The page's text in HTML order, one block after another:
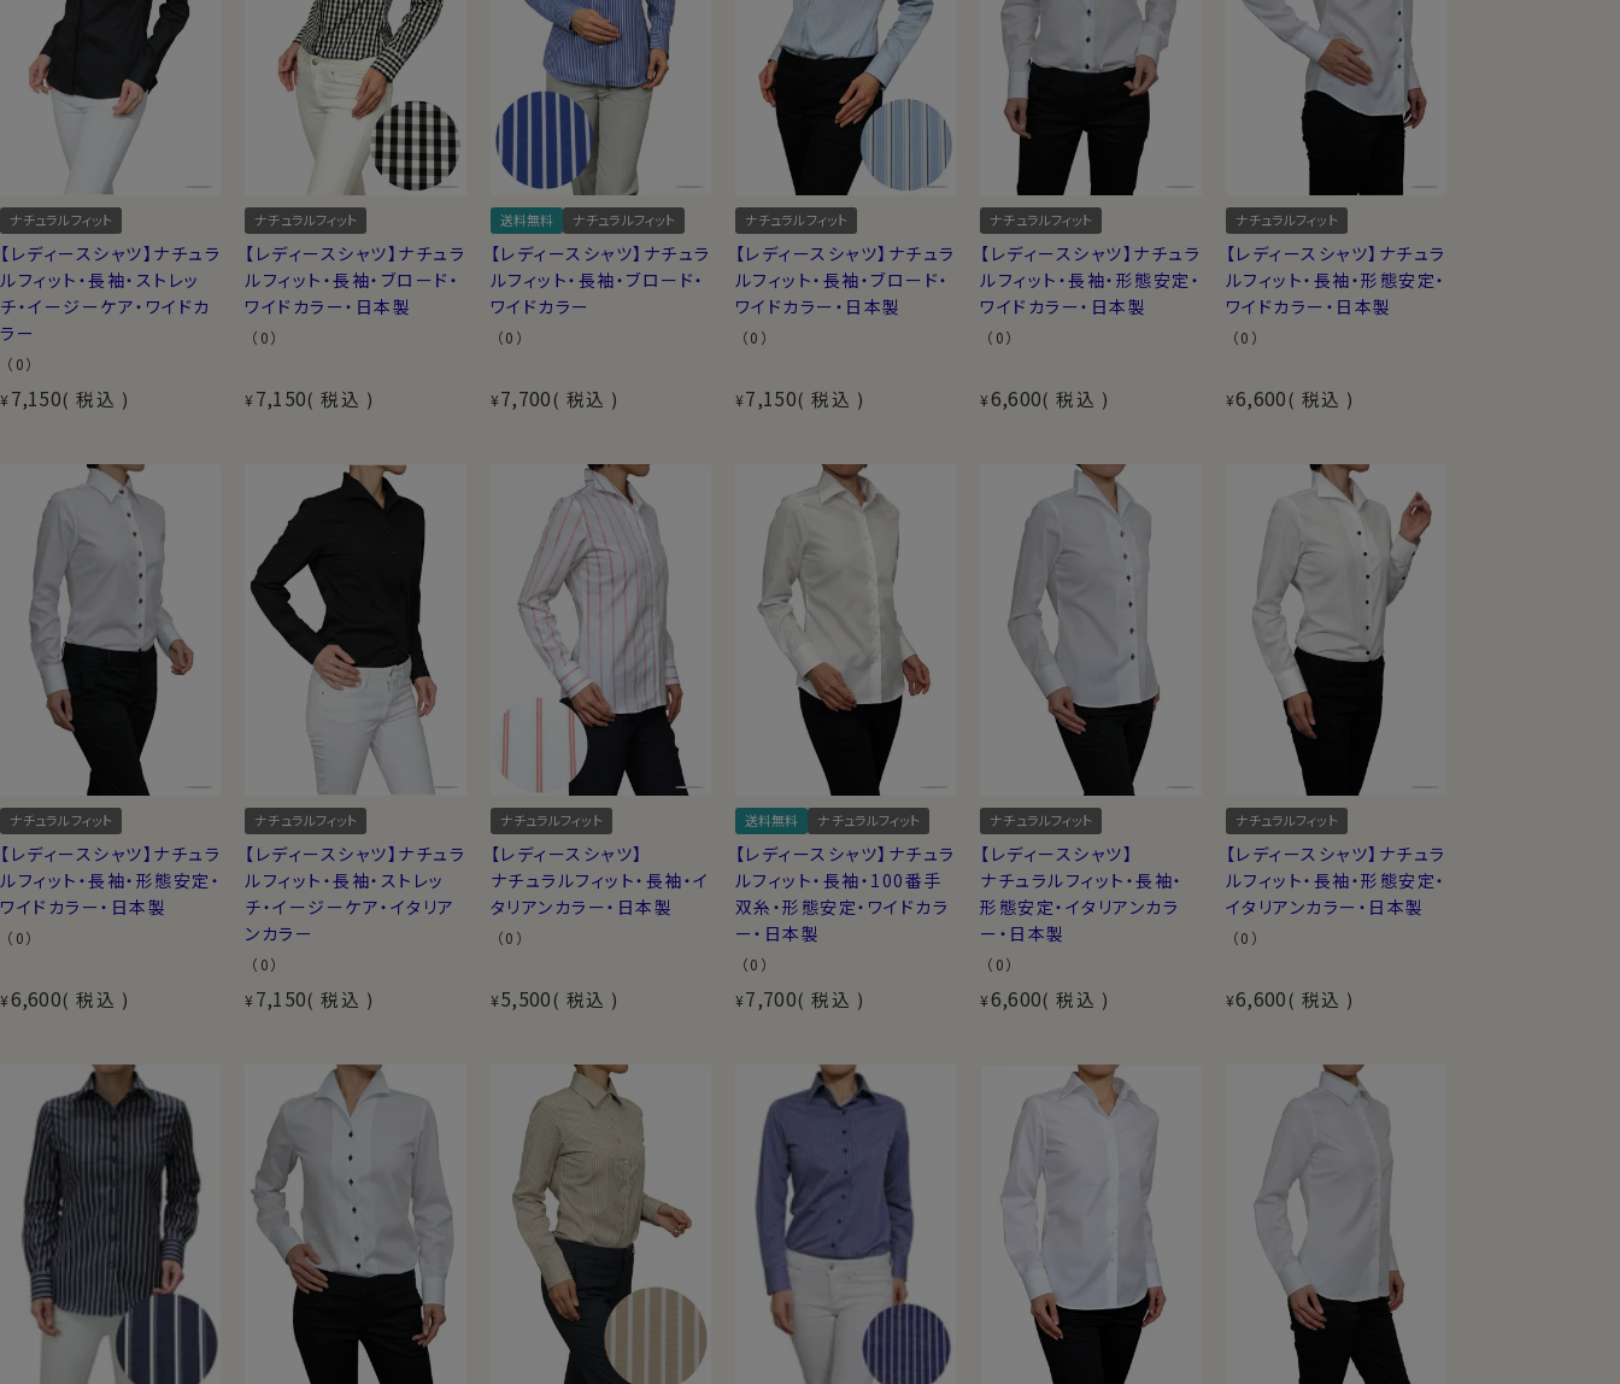
ナチュラルフィット
【レディースシャツ】ナチュラ
ルフィット・長袖・ストレッ
チ・イージーケア・ワイドカ
ラー
（0）
¥ 7,150 税込
ナチュラルフィット
【レディースシャツ】ナチュラ
ルフィット・長袖・ブロード・
ワイドカラー・日本製
（0）
¥ 7,150 税込
送料無料 ナチュラルフィット
【レディースシャツ】ナチュラ
ルフィット・長袖・ブロード・
ワイドカラー
（0）
¥7,700 税込
ナチュラルフィット
【レディースシャツ】ナチュラ
ルフィット・長袖・ブロード・
ワイドカラー・日本製
（0）
¥7,150 税込
ナチュラルフィット
【レディースシャツ】ナチュラ
ルフィット・長袖・形態安定・
ワイドカラー・日本製
（0）
¥6,600 税込
ナチュラルフィット
【レディースシャツ】ナチュラ
ルフィット・長袖・形態安定・
ワイドカラー・日本製
（0）
¥6,600 税込
ナチュラルフィット
【レディースシャツ】ナチュラ
ルフィット・長袖・形態安定・
ワイドカラー・日本製
（0）
¥6,600 税込
ナチュラルフィット
【レディースシャツ】ナチュラ
ルフィット・長袖・ストレッ
チ・イージーケア・イタリア
ンカラー
（0）
¥ 7,150 税込
ナチュラルフィット
【レディースシャツ】
ナチュラルフィット・長袖・イ
タリアンカラー・日本製
（0）
¥5,500 税込
送料無料 ナチュラルフィット
【レディースシャツ】ナチュラ
ルフィット・長袖・100番手
双糸・形態安定・ワイドカラ
ー・日本製
（0）
¥7,700 税込
ナチュラルフィット
【レディースシャツ】
ナチュラルフィット・長袖・
形態安定・イタリアンカラ
ー・日本製
（0）
¥6,600 税込
ナチュラルフィット
【レディースシャツ】ナチュラ
ルフィット・長袖・形態安定・
イタリアンカラー・日本製
（0）
¥6,600 税込